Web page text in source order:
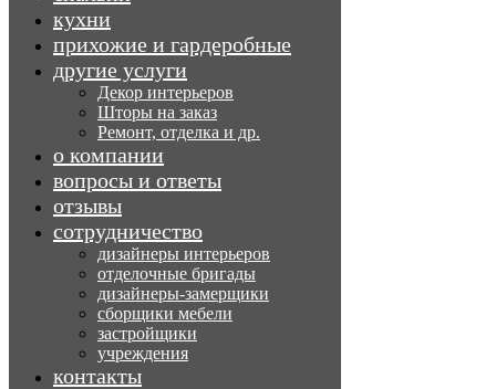
кухни
прихожие и гардеробные
другие услуги
Декор интерьеров
Шторы на заказ
Ремонт, отделка и др.
о компании
вопросы и ответы
отзывы
сотрудничество
дизайнеры интерьеров
отделочные бригады
дизайнеры-замерщики
сборщики мебели
застройщики
учреждения
контакты